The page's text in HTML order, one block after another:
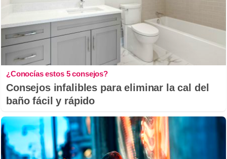
¿Conocías estos 5 consejos?
Consejos infalibles para eliminar la cal del
baño fácil y rápido